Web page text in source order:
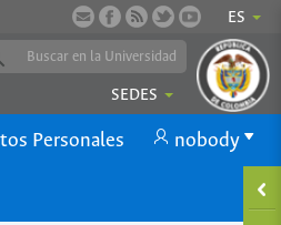
ES
SEDES
Personales nobody